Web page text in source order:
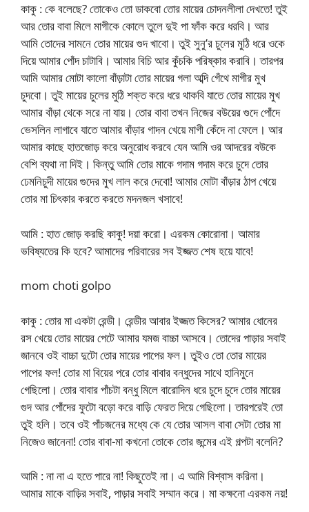
কাকু : কে বলেছে? তোকেও তো ডাকবো তোর মায়ের চোদনলীলা দেখতে! তুই
আর তোর বাবা মিলে মাগীকে কোলে তুলে দুই পা ফাঁক করে ধরবি। আর
আমি তোদের সামনে তোর মায়ের গুদ খাবো। তুই সুনু’র চুলের মুঠি ধরে ওকে
দিয়ে আমার পোঁদ চাটাবি। আমার বিচি আর কুঁচকি পরিষ্কার করাবি। তারপর
আমি আমার মোটা কালো বাঁড়াটা তোর মায়ের গলা অব্দি গেঁথে মাগীর মুখ
চুদবো। তুই মায়ের চুলের মুঠি শক্ত করে ধরে থাকবি যাতে তোর মায়ের মুখ
আমার বাঁড়া থেকে সরে না যায়। তোর বাবা তখন নিজের বউয়ের গুদে পোঁদে
ভেসলিন লাগাবে যাতে আমার বাঁড়ার গাদন খেয়ে মাগী কেঁদে না ফেলে। আর
আমার কাছে হাতজোড় করে অনুরোধ করবে যেন আমি ওর আদরের বউকে
বেশি ব্যথা না দিই। কিন্তু আমি তোর মাকে গদাম গদাম করে চুদে তোর
ঢেমনিচুদী মায়ের গুদের মুখ লাল করে দেবো! আমার মোটা বাঁড়ার ঠাপ খেয়ে
তোর মা চিৎকার করতে করতে মদনজল খসাবে!
আমি : হাত জোড় করছি কাকু! দয়া করো। এরকম কোরোনা। আমার
ভবিষ্যতের কি হবে? আমাদের পরিবারের সব ইজ্জত শেষ হয়ে যাবে!
mom choti golpo
কাকু : তোর মা একটা রেন্ডী। রেন্ডীর আবার ইজ্জত কিসের? আমার ধোনের
রস খেয়ে তোর মায়ের পেটে আমার যমজ বাচ্চা আসবে। তোদের পাড়ার সবাই
জানবে ওই বাচ্চা দুটো তোর মায়ের পাপের ফল। তুইও তো তোর মায়ের
পাপের ফল! তোর মা বিয়ের পরে তোর বাবার বন্ধুদের সাথে হানিমুনে
গেছিলো। তোর বাবার পাঁচটা বন্ধু মিলে বারোদিন ধরে চুদে চুদে তোর মায়ের
গুদ আর পোঁদের ফুটো বড়ো করে বাড়ি ফেরত দিয়ে গেছিলো। তারপরেই তো
তুই হলি। তবে ওই পাঁচজনের মধ্যে কে যে তোর আসল বাবা সেটা তোর মা
নিজেও জানেনা! তোর বাবা-মা কখনো তোকে তোর জন্মের এই গল্পটা বলেনি?
আমি : না না এ হতে পারে না! কিছুতেই না। এ আমি বিশ্বাস করিনা।
আমার মাকে বাড়ির সবাই, পাড়ার সবাই সম্মান করে। মা কক্ষনো এরকম নয়!